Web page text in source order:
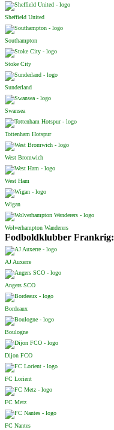
Sheffield United
Southampton
Stoke City
Sunderland
Swansea
Tottenham Hotspur
West Bromwich
West Ham
Wigan
Wolverhampton Wanderers
Fodboldklubber Frankrig:
AJ Auxerre
Angers SCO
Bordeaux
Boulogne
Dijon FCO
FC Lorient
FC Metz
FC Nantes